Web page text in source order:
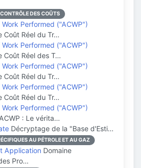
DES COÛTS
Performed ("ACWP")
Coût Réel du Tr…
Performed ("ACWP")
Coût Réel des T…
Performed ("ACWP")
Coût Réel du Tr…
Performed ("ACWP")
Coût Réel du Tr…
Performed ("ACWP")
: Le vérita…
Décryptage de la "Base d'Esti…
AU PÉTROLE ET AU GAZ
Application Domaine
Pro…